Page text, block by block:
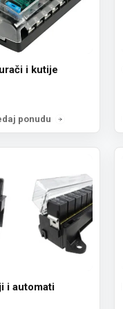
i kutije
ponudu
i automati